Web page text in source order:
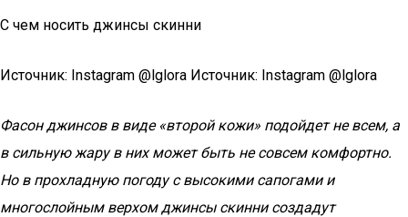
С чем носить джинсы скинни
Источник: Instagram @lglora Источник: Instagram @lglora
Фасон джинсов в виде «второй кожи» подойдет не всем, а
в сильную жару в них может быть не совсем комфортно.
Но в прохладную погоду с высокими сапогами и
многослойным верхом джинсы скинни создадут